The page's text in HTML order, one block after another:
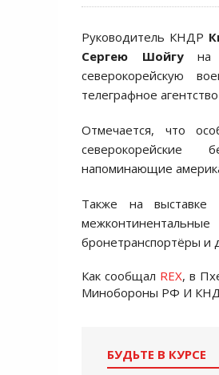
Руководитель КНДР
Сергею Шойгуна
северокорейскую
телеграфное
Отмечается, что
напоминающие
Также на выставке
бронетранспортёры и
Как сообщал REX, в
Минобороны РФ И
БУДЬТЕ В КУРСЕ